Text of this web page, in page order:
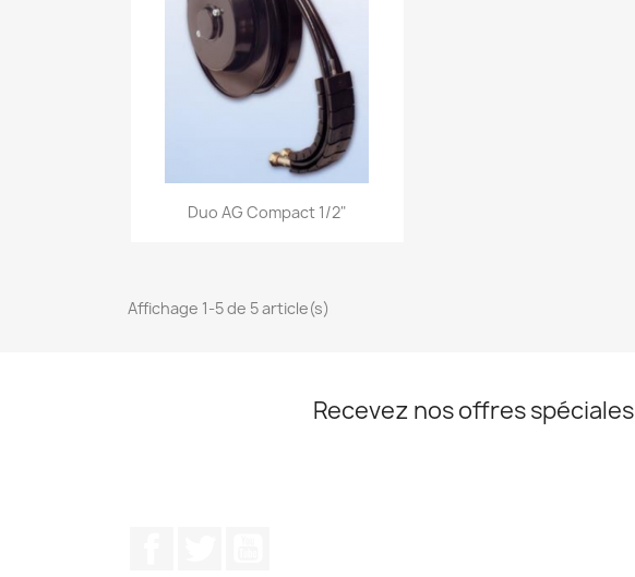
 Aperçu rapide
Duo AG Compact 1/2"
Affichage 1-5 de 5 article(s)
Recevez nos offres spéciales